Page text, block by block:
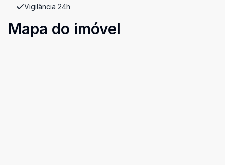
Vigilância 24h
Mapa do imóvel